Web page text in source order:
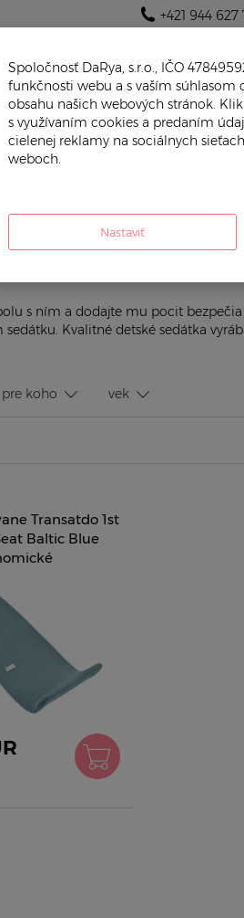
+421 944 627
s ním a dodajte mu pocit
Kvalitné detské sedátka
Transatdo 1st
Baltic Blue
Spoločnosť DaRya, s.r.o., IČO
funkčnosti webu a s vaším súhlasom
obsahu našich webových stránok.
s využívaním cookies a predaním
cielenej reklamy na sociálnych
weboch.
Nastaviť